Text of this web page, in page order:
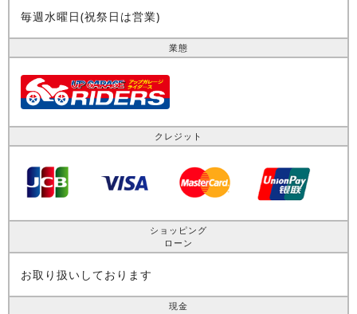
毎週水曜日(祝祭日は営業)
業態
クレジット
ショッピング
ローン
お取り扱いしております
現金